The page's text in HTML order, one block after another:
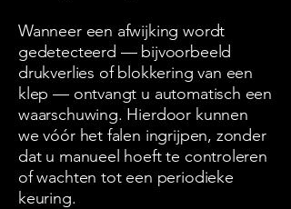
Wanneer een afwijking wordt
gedetecteerd — bijvoorbeeld
drukverlies of blokkering van een
klep — ontvangt u automatisch een
waarschuwing. Hierdoor kunnen
we vóór het falen ingrijpen, zonder
dat u manueel hoeft te controleren
of wachten tot een periodieke
keuring.